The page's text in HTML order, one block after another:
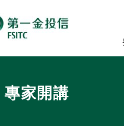
專家開講